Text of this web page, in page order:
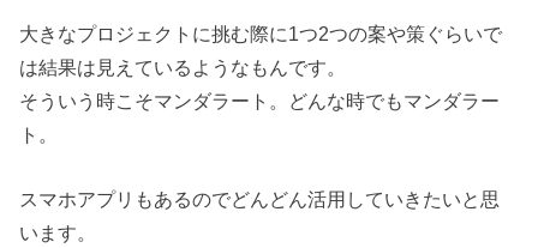
大きなプロジェクトに挑む際に1つ2つの案や策ぐらいで
は結果は見えているようなもんです。
そういう時こそマンダラート。どんな時でもマンダラー
ト。
スマホアプリもあるのでどんどん活用していきたいと思
います。